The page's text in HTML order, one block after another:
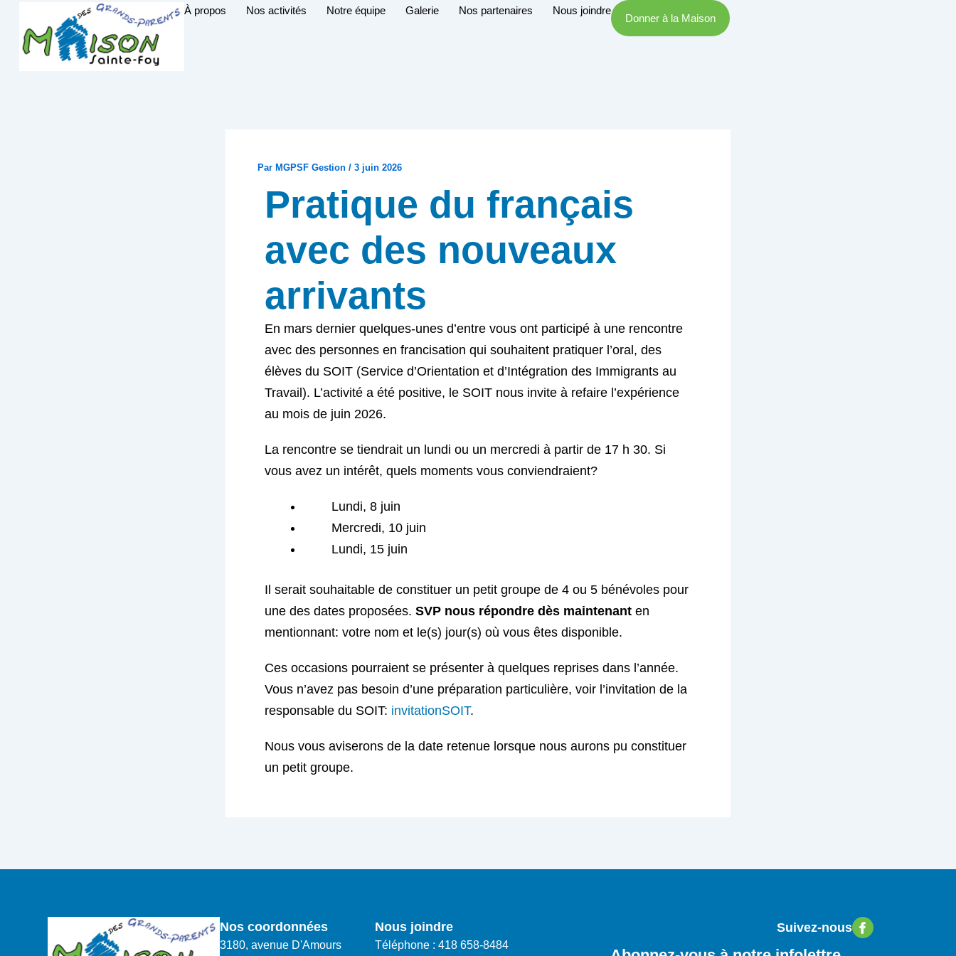
contenu
À propos Nos activités Notre équipe Galerie Nos partenaires Nous joindre
Donner à la Maison
Par MGPSF Gestion / 3 juin 2026
Pratique du français
avec des nouveaux
arrivants
En mars dernier quelques-unes d’entre vous ont participé à une rencontre
avec des personnes en francisation qui souhaitent pratiquer l’oral, des
élèves du SOIT (Service d’Orientation et d’Intégration des Immigrants au
Travail). L’activité a été positive, le SOIT nous invite à refaire l’expérience
au mois de juin 2026.
La rencontre se tiendrait un lundi ou un mercredi à partir de 17 h 30. Si
vous avez un intérêt, quels moments vous conviendraient?
Lundi, 8 juin
Mercredi, 10 juin
Lundi, 15 juin
Il serait souhaitable de constituer un petit groupe de 4 ou 5 bénévoles pour
une des dates proposées. SVP nous répondre dès maintenant en
mentionnant: votre nom et le(s) jour(s) où vous êtes disponible.
Ces occasions pourraient se présenter à quelques reprises dans l’année.
Vous n’avez pas besoin d’une préparation particulière, voir l’invitation de la
responsable du SOIT: invitationSOIT.
Nous vous aviserons de la date retenue lorsque nous aurons pu constituer
un petit groupe.
Nos coordonnées
3180, avenue D'Amours
Nous joindre
Téléphone : 418 658-8484
Suivez-nous